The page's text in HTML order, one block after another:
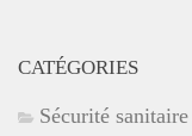
CATÉGORIES
Sécurité sanitaire